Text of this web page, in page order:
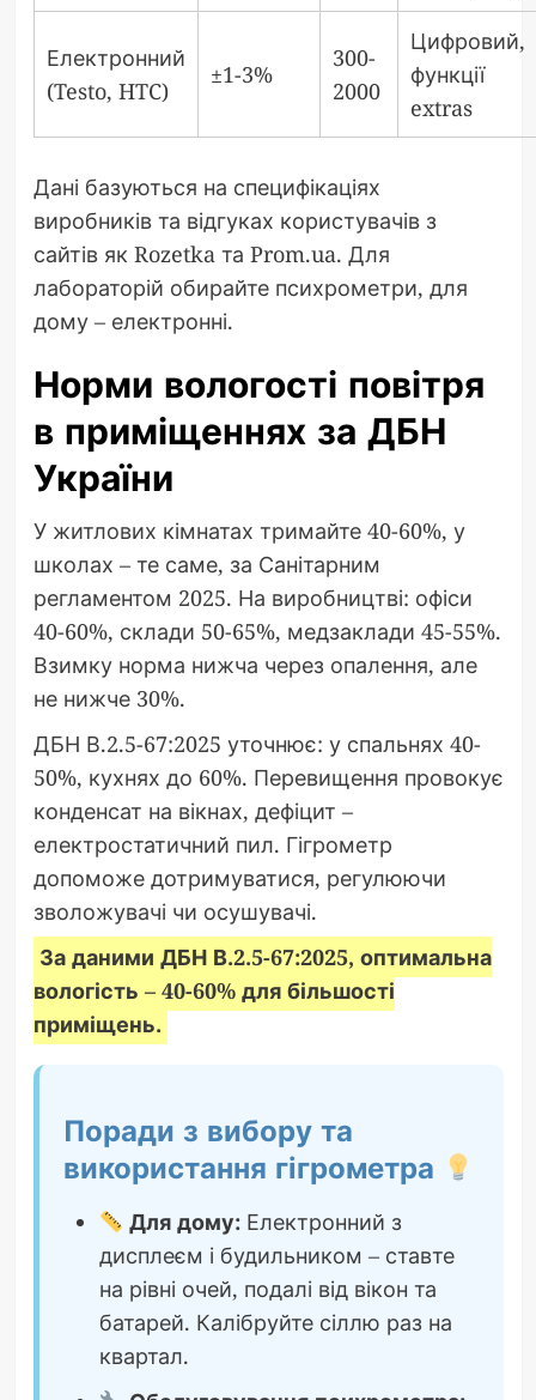
Електронний
(Testo, HTC)
±1-3%
300-
2000
Цифровий,
функції
extras
Дані базуються на специфікаціях
виробників та відгуках користувачів з
сайтів як Rozetka та Prom.ua. Для
лабораторій обирайте психрометри, для
дому – електронні.
Норми вологості повітря
в приміщеннях за ДБН
України
У житлових кімнатах тримайте 40-60%, у
школах – те саме, за Санітарним
регламентом 2025. На виробництві: офіси
40-60%, склади 50-65%, медзаклади 45-55%.
Взимку норма нижча через опалення, але
не нижче 30%.
ДБН В.2.5-67:2025 уточнює: у спальнях 40-
50%, кухнях до 60%. Перевищення провокує
конденсат на вікнах, дефіцит –
електростатичний пил. Гігрометр
допоможе дотримуватися, регулюючи
зволожувачі чи осушувачі.
За даними ДБН В.2.5-67:2025, оптимальна
вологість – 40-60% для більшості
приміщень.
Поради з вибору та
використання гігрометра
Для дому: Електронний з
дисплеєм і будильником – ставте
на рівні очей, подалі від вікон та
батарей. Калібруйте сіллю раз на
квартал.